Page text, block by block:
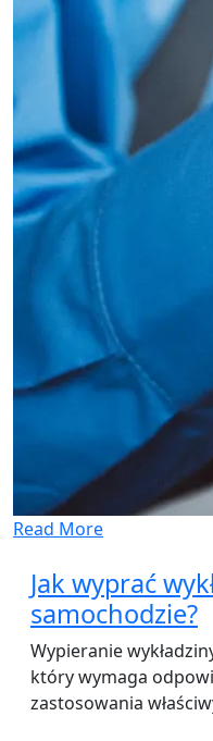
Read More
Jak wyprać
samochodzie?
Wypieranie
który wymaga
zastosowania